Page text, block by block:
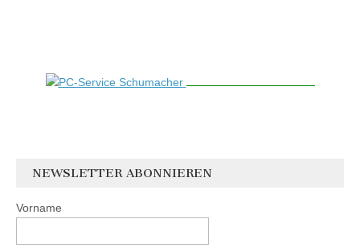
NEWSLETTER ABONNIEREN
Vorname